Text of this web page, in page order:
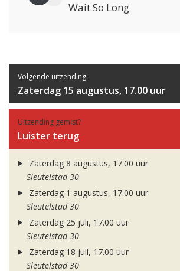
Wait So Long
Volgende uitzending:
Zaterdag 15 augustus, 17.00 uur
Uitzending gemist?
Luister terug
Zaterdag 8 augustus, 17.00 uur
Sleutelstad 30
Zaterdag 1 augustus, 17.00 uur
Sleutelstad 30
Zaterdag 25 juli, 17.00 uur
Sleutelstad 30
Zaterdag 18 juli, 17.00 uur
Sleutelstad 30